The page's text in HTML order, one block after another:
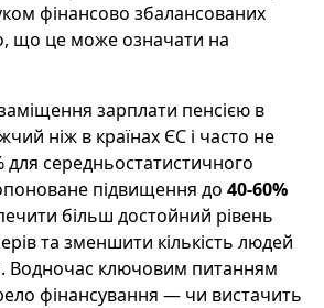
фінансово збалансованих
що це може означати на
зарплати пенсією в
ніж в країнах ЄС і часто не
середньостатистичного
підвищення до 40-60%
більш достойний рівень
та зменшити кількість людей
Водночас ключовим питанням
фінансування — чи вистачить